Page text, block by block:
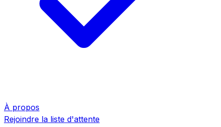
À propos
Rejoindre la liste d'attente